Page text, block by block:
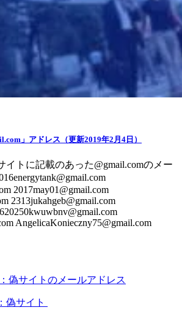
」アドレス（更新2019年2月4日）
イトに記載のあった@gmail.comのメー
2017may01@gmail.com
2313jukahgeb@gmail.com
AngelicaKonieczny75@gmail.com
偽サイトのメールアドレス
偽サイト